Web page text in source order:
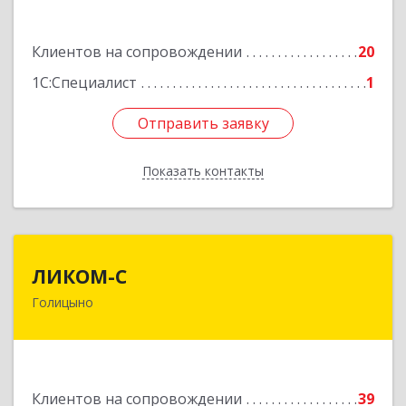
Клиентов на сопровождении
20
1С:Специалист
1
Отправить заявку
Показать контакты
Отправить заявку
Назад
ЛИКОМ-С
Голицыно
Клиентов на сопровождении
39
143040, Московская обл, Одинцовский р-н,
Подробнее